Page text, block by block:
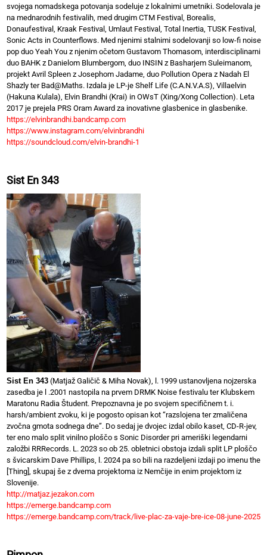
svojega nomadskega potovanja sodeluje z lokalnimi umetniki. Sodelovala je
na mednarodnih festivalih, med drugim CTM Festival, Borealis,
Donaufestival, Kraak Festival, Umlaut Festival, Total Inertia, TUSK Festival,
Sonic Acts in Counterflows. Med njenimi stalnimi sodelovanji so low-fi noise
pop duo Yeah You z njenim očetom Gustavom Thomasom, interdisciplinarni
duo BAHK z Danielom Blumbergom, duo INSIN z Basharjem Suleimanom,
projekt Avril Spleen z Josephom Jadame, duo Pollution Opera z Nadah El
Shazly ter Bad@Maths. Izdala je LP-je Shelf Life (C.A.N.V.A.S), Villaelvin
(Hakuna Kulala), Elvin Brandhi (Krai) in OWsT (Xing/Xong Collection). Leta
2017 je prejela PRS Oram Award za inovativne glasbenice in glasbenike.
https://elvinbrandhi.bandcamp.com
https://www.instagram.com/elvinbrandhi
https://soundcloud.com/elvin-brandhi-1
Sist En 343
Sist En 343 (Matjaž Galičič & Miha Novak), l. 1999 ustanovljena nojzerska
zasedba je l .2001 nastopila na prvem DRMK Noise festivalu ter Klubskem
Maratonu Radia Študent. Prepoznavna je po svojem specifičnem t. i.
harsh/ambient zvoku, ki je pogosto opisan kot “razslojena ter zmaličena
zvočna gmota sodnega dne”. Do sedaj je dvojec izdal obilo kaset, CD-R-jev,
ter eno malo split vinilno ploščo s Sonic Disorder pri ameriški legendarni
založbi RRRecords. L. 2023 so ob 25. obletnici obstoja izdali split LP ploščo
s švicarskim Dave Phillips, l. 2024 pa so bili na razdeljeni izdaji po imenu the
[Thing], skupaj še z dvema projektoma iz Nemčije in enim projektom iz
Slovenije.
http://matjaz.jezakon.com
https://emerge.bandcamp.com
https://emerge.bandcamp.com/track/live-plac-za-vaje-bre-ice-08-june-2025